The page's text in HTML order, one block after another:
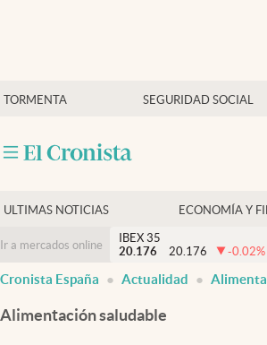
TORMENTA SEGURIDAD SOCIAL
Economía y finanzas
Criptomonedas
ULTIMAS NOTICIAS ECONOMÍA Y
Ir a mercados online
IBEX 35
20.176
20.176 -0.02%
Cronista España Actualidad
Alimentación saludable